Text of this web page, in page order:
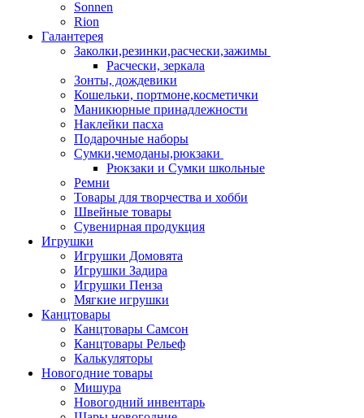
Sonnen
Rion
Галантерея
Заколки,резинки,расчески,зажимы
Расчески, зеркала
Зонты, дождевики
Кошельки, портмоне,косметички
Маникюрные принадлежности
Наклейки пасха
Подарочные наборы
Сумки,чемоданы,рюкзаки
Рюкзаки и Сумки школьные
Ремни
Товары для творчества и хобби
Швейные товары
Сувенирная продукция
Игрушки
Игрушки Домовята
Игрушки Задира
Игрушки Пенза
Мягкие игрушки
Канцтовары
Канцтовары Самсон
Канцтовары Рельеф
Калькуляторы
Новогодние товары
Мишура
Новогодний инвентарь